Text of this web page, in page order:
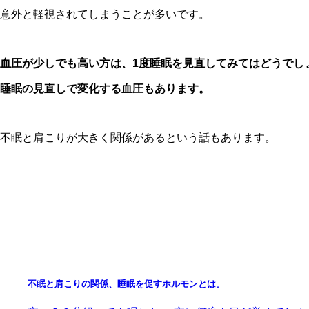
意外と軽視されてしまうことが多いです。
血圧が少しでも高い方は、1度睡眠を見直してみてはどうでし
睡眠の見直しで変化する血圧もあります。
不眠と肩こりが大きく関係があるという話もあります。
不眠と肩こりの関係、睡眠を促すホルモンとは。